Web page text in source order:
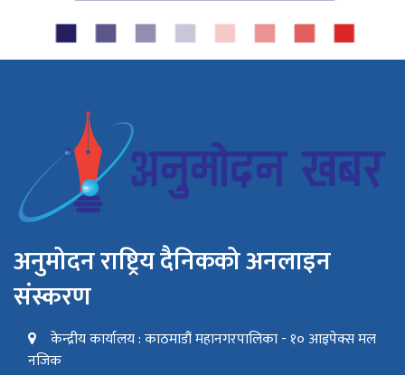
अनुमोदन राष्ट्रिय दैनिकको अनलाइन
संस्करण
केन्द्रीय कार्यालय : काठमाडौं महानगरपालिका - १० आइपेक्स मल
नजिक